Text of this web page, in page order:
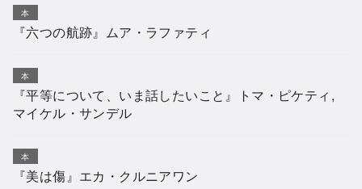
本
『六つの航跡』ムア・ラファティ
本
『平等について、いま話したいこと』トマ・ピケティ,
マイケル・サンデル
本
『美は傷』エカ・クルニアワン